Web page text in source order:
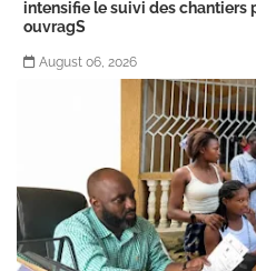
intensifie le suivi des chantiers
ouvragS
August 06, 2026